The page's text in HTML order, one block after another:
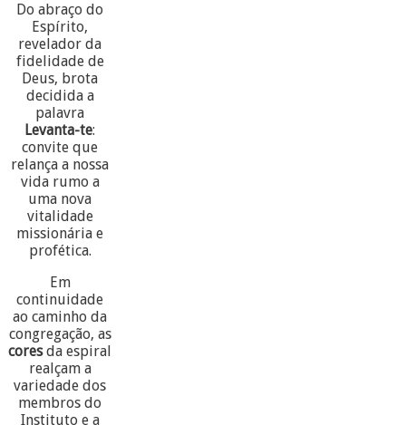
Do abraço do
Espírito,
revelador da
fidelidade de
Deus, brota
decidida a
palavra
Levanta-te:
convite que
relança a nossa
vida rumo a
uma nova
vitalidade
missionária e
profética.
Em
continuidade
ao caminho da
congregação, as
coresda espiral
realçam a
variedade dos
membros do
Instituto e a